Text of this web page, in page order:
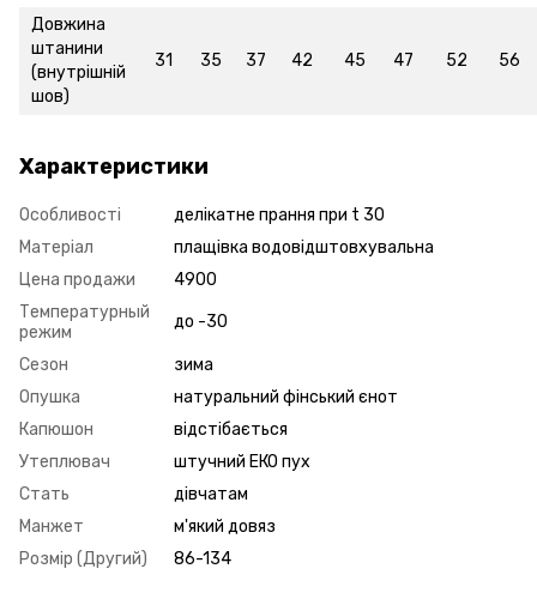
Довжина
штанини
(внутрішній
шов)
31 35 37 42 45 47 52 56
Характеристики
Особливості
делікатне прання при t 30
Матеріал
плащівка водовідштовхувальна
Цена продажи
4900
Температурный
режим
до -30
Сезон
зима
Опушка
натуральний фінський єнот
Капюшон
відстібається
Утеплювач
штучний ЕКО пух
Стать
дівчатам
Манжет
м'який довяз
Розмір (Другий)
86-134